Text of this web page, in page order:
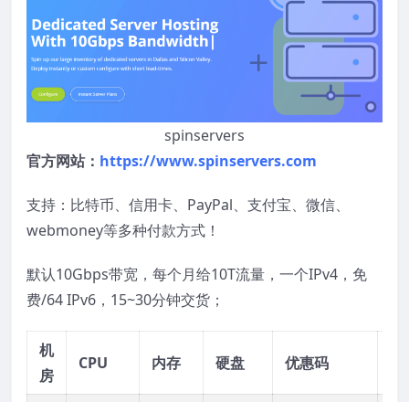
spinservers
官方网站： https://www.spinservers.com
支持：比特币、信用卡、PayPal、支付宝、微信、
webmoney等多种付款方式！
默认10Gbps带宽，每个月给10T流量，一个IPv4，免
费/64 IPv6，15~30分钟交货；
机
房
CPU 内存 硬盘 优惠码